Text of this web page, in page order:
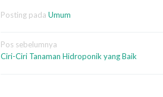
Posting pada Umum
Navigasi
pos
Pos sebelumnya
Ciri-Ciri Tanaman Hidroponik yang Baik